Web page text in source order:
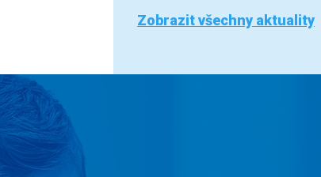
Zobrazit všechny aktuality